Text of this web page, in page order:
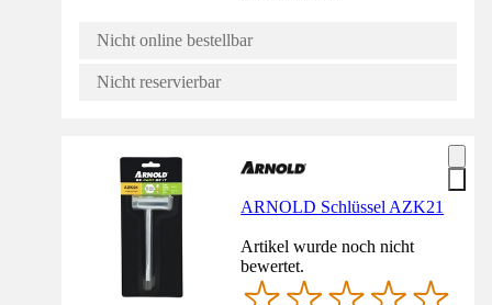
Nicht online bestellbar
Nicht reservierbar
ARNOLD Schlüssel AZK21
Artikel wurde noch nicht
bewertet.